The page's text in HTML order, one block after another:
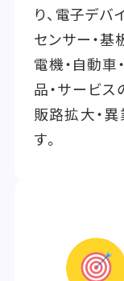
り、電子デバ
センサー・基
電機・自動車
品・サービ
販路拡大・
す。